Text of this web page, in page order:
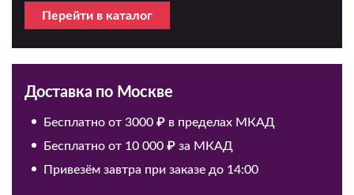
Перейти в каталог
Доставка по Москве
Бесплатно от 3000 ₽ в пределах МКАД
Бесплатно от 10 000 ₽ за МКАД
Привезём завтра при заказе до 14:00